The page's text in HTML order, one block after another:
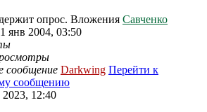
опрос. Вложения Савченко
янв 2004, 03:50
сообщение Darkwing Перейти к
сообщению
12:40